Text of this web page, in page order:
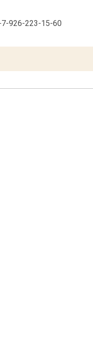
926-223-15-60